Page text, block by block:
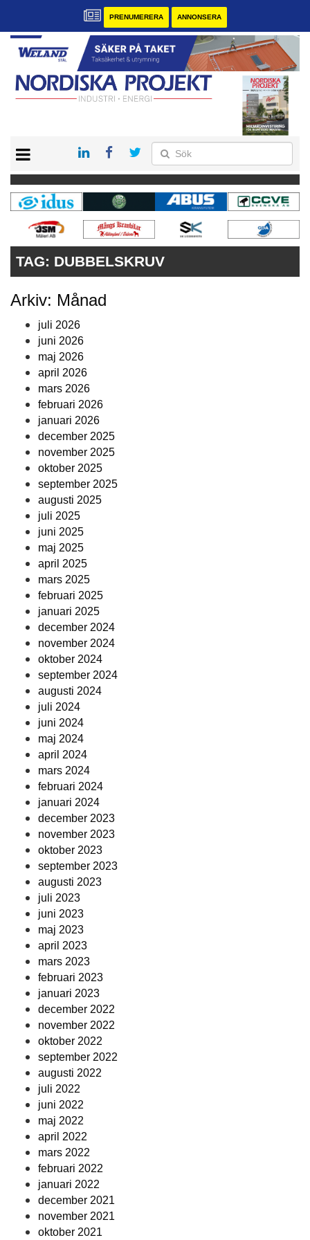
PRENUMERERA ANNONSERA
KONTAKT
VÅRA ANDRA MAGASIN
PRENUMERERA
ANNONSERA
TAG: DUBBELSKRUV
Arkiv: Månad
juli 2026
juni 2026
maj 2026
april 2026
mars 2026
februari 2026
januari 2026
december 2025
november 2025
oktober 2025
september 2025
augusti 2025
juli 2025
juni 2025
maj 2025
april 2025
mars 2025
februari 2025
januari 2025
december 2024
november 2024
oktober 2024
september 2024
augusti 2024
juli 2024
juni 2024
maj 2024
april 2024
mars 2024
februari 2024
januari 2024
december 2023
november 2023
oktober 2023
september 2023
augusti 2023
juli 2023
juni 2023
maj 2023
april 2023
mars 2023
februari 2023
januari 2023
december 2022
november 2022
oktober 2022
september 2022
augusti 2022
juli 2022
juni 2022
maj 2022
april 2022
mars 2022
februari 2022
januari 2022
december 2021
november 2021
oktober 2021